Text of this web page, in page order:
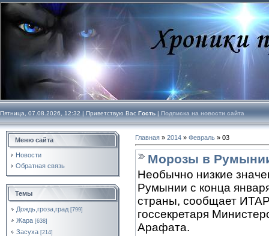
Пятница, 07.08.2026, 12:32 | Приветствую Вас Гость | Подписка на новости сайта
Меню сайта
Новости
Обратная связь
Темы
Дождь,гроза,град [799]
Жара [638]
Засуха [214]
Главная » 2014 » Февраль » 03
Морозы в
Необычно низкие
Румынии с конца
страны, сообщает
госсекретаря
Арафата.